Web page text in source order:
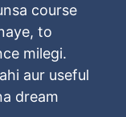
course
to
milegi.
aur useful
dream